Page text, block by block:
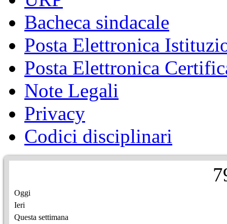
Bacheca sindacale
Posta Elettronica
Posta Elettronica
Note Legali
Privacy
Codici disciplinari
7
Oggi
Ieri
Questa settimana